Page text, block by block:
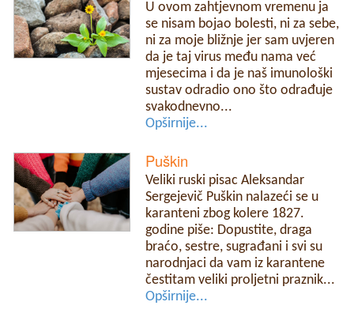
U ovom zahtjevnom vremenu ja
se nisam bojao bolesti, ni za sebe,
ni za moje bližnje jer sam uvjeren
da je taj virus među nama već
mjesecima i da je naš imunološki
sustav odradio ono što odrađuje
svakodnevno...
Opširnije...
Puškin
Veliki ruski pisac Aleksandar
Sergejevič Puškin nalazeći se u
karanteni zbog kolere 1827.
godine piše: Dopustite, draga
braćo, sestre, sugrađani i svi su
narodnjaci da vam iz karantene
čestitam veliki proljetni praznik...
Opširnije...